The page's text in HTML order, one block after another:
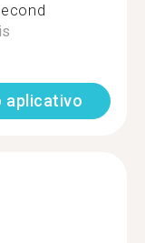
aplicativo